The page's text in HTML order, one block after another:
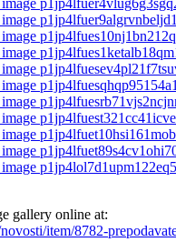
gallery online at:
item/8782-